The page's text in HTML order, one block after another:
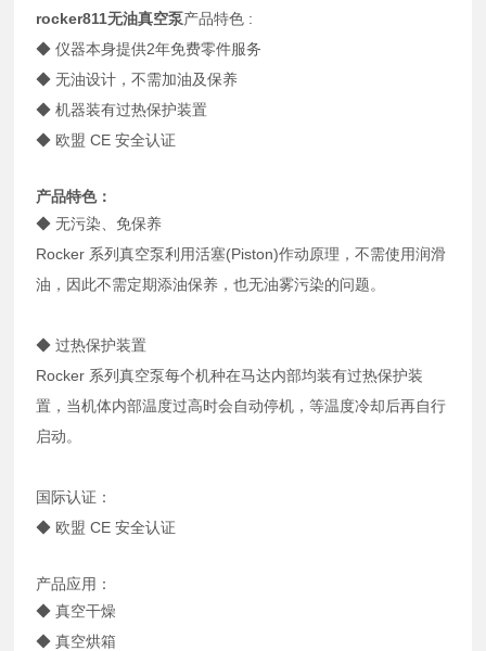
rocker811无油真空泵产品特色 :
◆ 仪器本身提供2年免费零件服务
◆ 无油设计，不需加油及保养
◆ 机器装有过热保护装置
◆ 欧盟 CE 安全认证
产品特色：
◆ 无污染、免保养
Rocker 系列真空泵利用活塞(Piston)作动原理，不需使用润滑
油，因此不需定期添油保养，也无油雾污染的问题。
◆ 过热保护装置
Rocker 系列真空泵每个机种在马达内部均装有过热保护装
置，当机体内部温度过高时会自动停机，等温度冷却后再自行
启动。
国际认证：
◆ 欧盟 CE 安全认证
产品应用：
◆ 真空干燥
◆ 真空烘箱